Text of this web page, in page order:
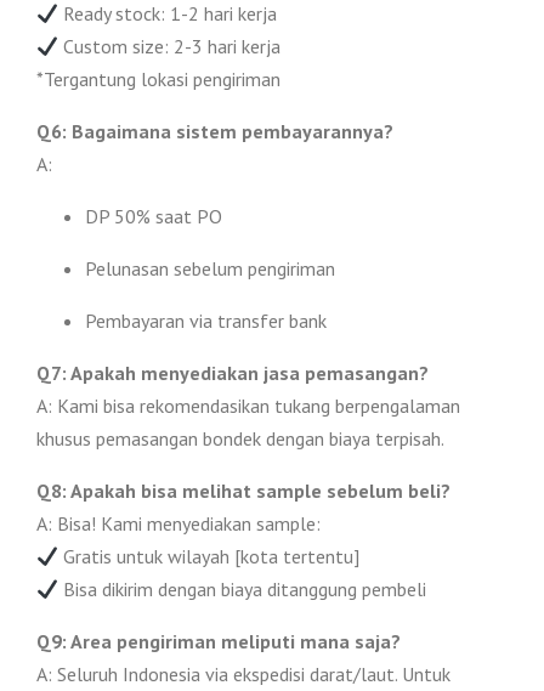
Ready stock: 1-2 hari kerja
Custom size: 2-3 hari kerja
*Tergantung lokasi pengiriman
Q6: Bagaimana sistem pembayarannya?
A:
DP 50% saat PO
Pelunasan sebelum pengiriman
Pembayaran via transfer bank
Q7: Apakah menyediakan jasa pemasangan?
A: Kami bisa rekomendasikan tukang berpengalaman
khusus pemasangan bondek dengan biaya terpisah.
Q8: Apakah bisa melihat sample sebelum beli?
A: Bisa! Kami menyediakan sample:
Gratis untuk wilayah [kota tertentu]
Bisa dikirim dengan biaya ditanggung pembeli
Q9: Area pengiriman meliputi mana saja?
A: Seluruh Indonesia via ekspedisi darat/laut. Untuk